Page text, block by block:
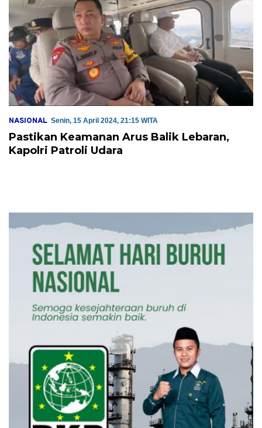
NASIONAL Senin, 15 April 2024, 21:15 WITA
Pastikan Keamanan Arus Balik Lebaran,
Kapolri Patroli Udara